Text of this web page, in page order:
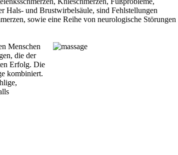
Hals- und Brustwirbelsäule, sind Fehlstellungen
sowie eine Reihe von neurologische Störungen
Menschen
die der
Erfolg. Die
kombiniert.